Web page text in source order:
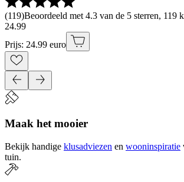
(119)Beoordeeld met 4.3 van de 5 sterren, 119
24.99
Prijs: 24.99 euro
Maak het mooier
Bekijk handige klusadviezen en wooninspiratie
tuin.